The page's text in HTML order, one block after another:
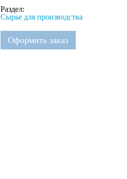
Раздел:
Сырье для производства
Оформить заказ